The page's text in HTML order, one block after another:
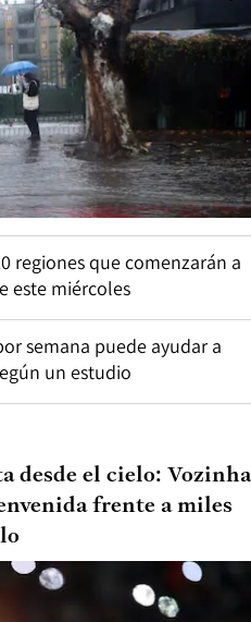
regiones que comenzarán a
este miércoles
semana puede ayudar a
un estudio
desde el cielo: Vozinha
frente a miles